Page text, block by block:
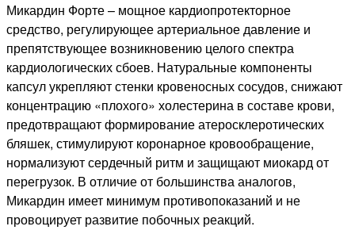
Микардин Форте – мощное кардиопротекторное
средство, регулирующее артериальное давление и
препятствующее возникновению целого спектра
кардиологических сбоев. Натуральные компоненты
капсул укрепляют стенки кровеносных сосудов, снижают
концентрацию «плохого» холестерина в составе крови,
предотвращают формирование атеросклеротических
бляшек, стимулируют коронарное кровообращение,
нормализуют сердечный ритм и защищают миокард от
перегрузок. В отличие от большинства аналогов,
Микардин имеет минимум противопоказаний и не
провоцирует развитие побочных реакций.